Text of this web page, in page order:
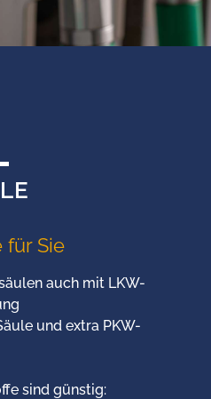
für Sie
auch mit LKW-
und extra PKW-
sind günstig: